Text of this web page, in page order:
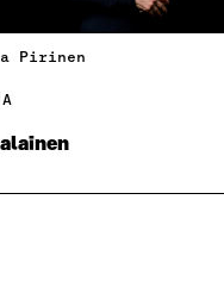
Pirinen